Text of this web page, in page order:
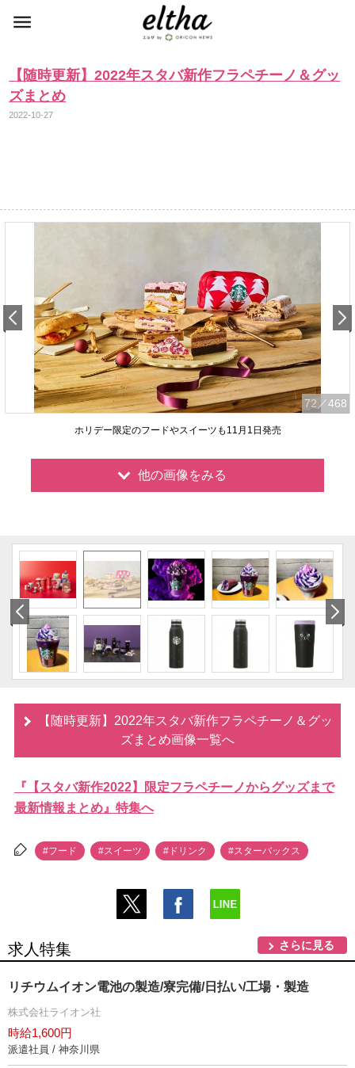
【随時更新】2022年スタバ新作フラペチーノ＆グッ
ズまとめ
2022-10-27
72 ／468
ホリデー限定のフードやスイーツも11月1日発売
他の画像をみる
【随時更新】2022年スタバ新作フラペチーノ＆グッ
ズまとめ画像一覧へ
『【スタバ新作2022】限定フラペチーノからグッズまで
最新情報まとめ』特集へ
#フード #スイーツ #ドリンク #スターバックス
求人特集 さらに見る
リチウムイオン電池の製造/寮完備/日払い/工場・製造
株式会社ライオン社
時給1,600円
派遣社員 / 神奈川県